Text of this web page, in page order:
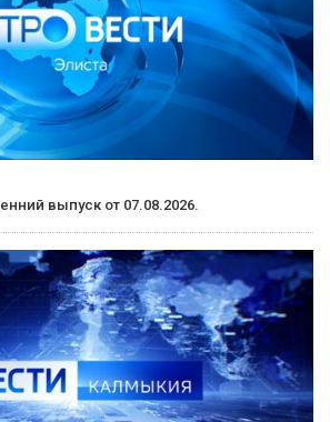
выпуск от 07.08.2026.